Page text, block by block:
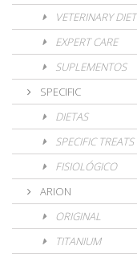
VETERINARY DIET
EXPERT CARE
SUPLEMENTOS
SPECIFIC
DIETAS
SPECIFIC TREATS
FISIOLÓGICO
ARION
ORIGINAL
TITANIUM